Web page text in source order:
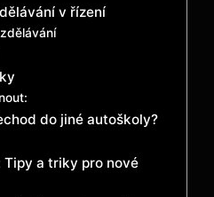
v řízení
do jiné autoškoly?
Tipy a triky pro nové